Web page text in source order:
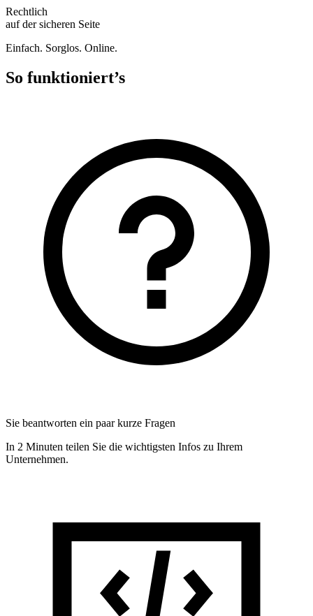
Rechtlich
auf der sicheren Seite
Einfach. Sorglos. Online.
So funktioniert’s
Sie beantworten ein paar kurze Fragen
In 2 Minuten teilen Sie die wichtigsten Infos zu Ihrem
Unternehmen.